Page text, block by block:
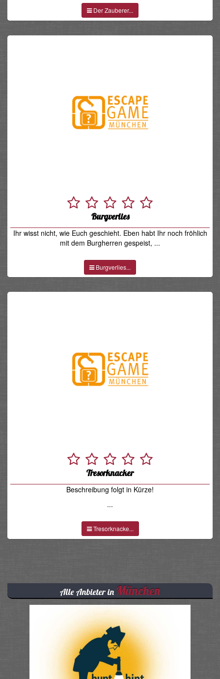
Der Zauberer...
Burgverlies
Ihr wisst nicht, wie Euch geschieht. Eben habt Ihr noch fröhlich
mit dem Burgherren gespeist, ...
Burgverlies...
Tresorknacker
Beschreibung folgt in Kürze!
...
Tresorknacke...
Alle Anbieter in München